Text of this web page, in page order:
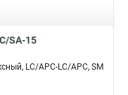
SA-15
LC/APC-LC/APC, SM